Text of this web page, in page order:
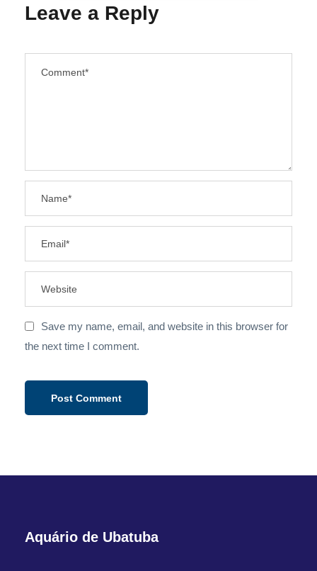
Leave a Reply
Save my name, email, and website in this browser for
the next time I comment.
Aquário de Ubatuba